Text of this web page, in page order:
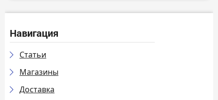
Навигация
Статьи
Магазины
Доставка